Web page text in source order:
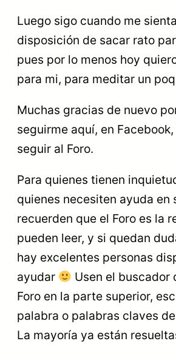
Luego sigo cuando me
disposición de sacar rato
pues por lo menos hoy
para mi, para meditar un
Muchas gracias de nuevo
seguirme aquí, en
seguir al Foro.
Para quienes tienen
quienes necesiten ayuda en
recuerden que el Foro es la
pueden leer, y si quedan
hay excelentes personas
ayudar
Usen el buscador
Foro en la parte superior,
palabra o palabras claves
La mayoría ya están